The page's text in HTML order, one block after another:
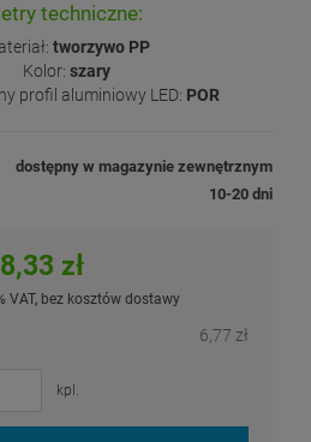
techniczne:
tworzywo PP
Kolor: szary
profil aluminiowy LED: POR
dostępny w magazynie zewnętrznym
10-20 dni
8,33 zł
VAT, bez kosztów dostawy
6,77 zł
kpl.